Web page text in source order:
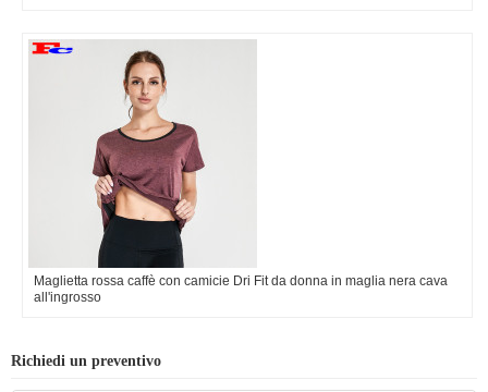
Maglietta rossa caffè con camicie Dri Fit da donna in maglia nera cava
all'ingrosso
Richiedi un preventivo